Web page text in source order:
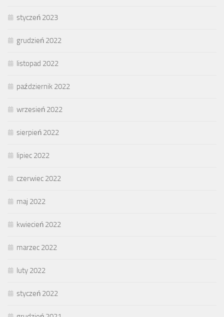
styczeń 2023
grudzień 2022
listopad 2022
październik 2022
wrzesień 2022
sierpień 2022
lipiec 2022
czerwiec 2022
maj 2022
kwiecień 2022
marzec 2022
luty 2022
styczeń 2022